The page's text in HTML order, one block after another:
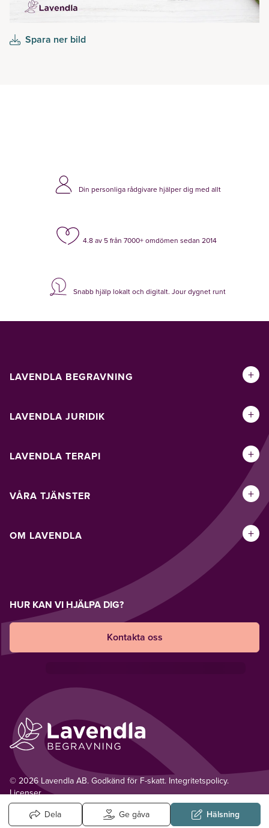
Dela Ge gåva Hälsning
Spara ner bild
Din personliga rådgivare hjälper dig med allt
4.8 av 5 från 7000+ omdömen sedan 2014
Snabb hjälp lokalt och digitalt. Jour dygnet runt
LAVENDLA BEGRAVNING +
LAVENDLA JURIDIK +
LAVENDLA TERAPI +
VÅRA TJÄNSTER +
OM LAVENDLA +
HUR KAN VI HJÄLPA DIG?
Kontakta oss
© 2026 Lavendla AB. Godkänd för F-skatt. Integritetspolicy.
Licenser.